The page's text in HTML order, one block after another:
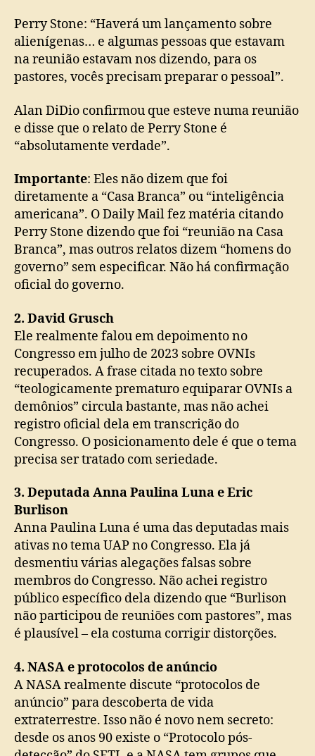
Perry Stone: “Haverá um lançamento sobre
alienígenas… e algumas pessoas que estavam
na reunião estavam nos dizendo, para os
pastores, vocês precisam preparar o pessoal”.
Alan DiDio confirmou que esteve numa reunião
e disse que o relato de Perry Stone é
“absolutamente verdade”.
Importante: Eles não dizem que foi
diretamente a “Casa Branca” ou “inteligência
americana”. O Daily Mail fez matéria citando
Perry Stone dizendo que foi “reunião na Casa
Branca”, mas outros relatos dizem “homens do
governo” sem especificar. Não há confirmação
oficial do governo.
2. David Grusch
Ele realmente falou em depoimento no
Congresso em julho de 2023 sobre OVNIs
recuperados. A frase citada no texto sobre
“teologicamente prematuro equiparar OVNIs a
demônios” circula bastante, mas não achei
registro oficial dela em transcrição do
Congresso. O posicionamento dele é que o tema
precisa ser tratado com seriedade.
3. Deputada Anna Paulina Luna e Eric
Burlison
Anna Paulina Luna é uma das deputadas mais
ativas no tema UAP no Congresso. Ela já
desmentiu várias alegações falsas sobre
membros do Congresso. Não achei registro
público específico dela dizendo que “Burlison
não participou de reuniões com pastores”, mas
é plausível – ela costuma corrigir distorções.
4. NASA e protocolos de anúncio
A NASA realmente discute “protocolos de
anúncio” para descoberta de vida
extraterrestre. Isso não é novo nem secreto:
desde os anos 90 existe o “Protocolo pós-